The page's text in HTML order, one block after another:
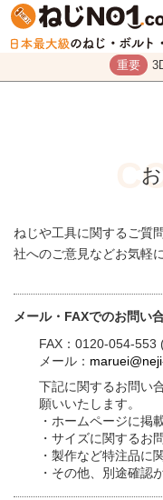
重要
ねじや工具に関するご質
社へのご意見などお気軽
メール・FAXでのお問い
FAX：0120-054-553
メール：
下記に関するお問い
願いいたします。
・ホームページに掲
・サイズに関するお
・製作など特注品に
・その他、別途確認